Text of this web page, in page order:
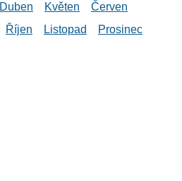
Duben Květen
Červen
Říjen Listopad Prosinec